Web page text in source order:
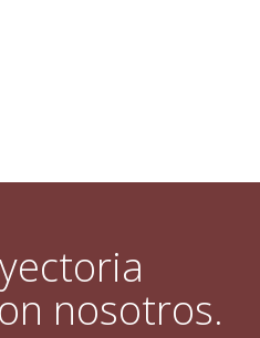
nosotros.